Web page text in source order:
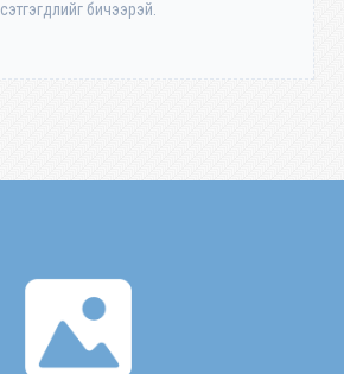
сэтгэгдлийг бичээрэй.